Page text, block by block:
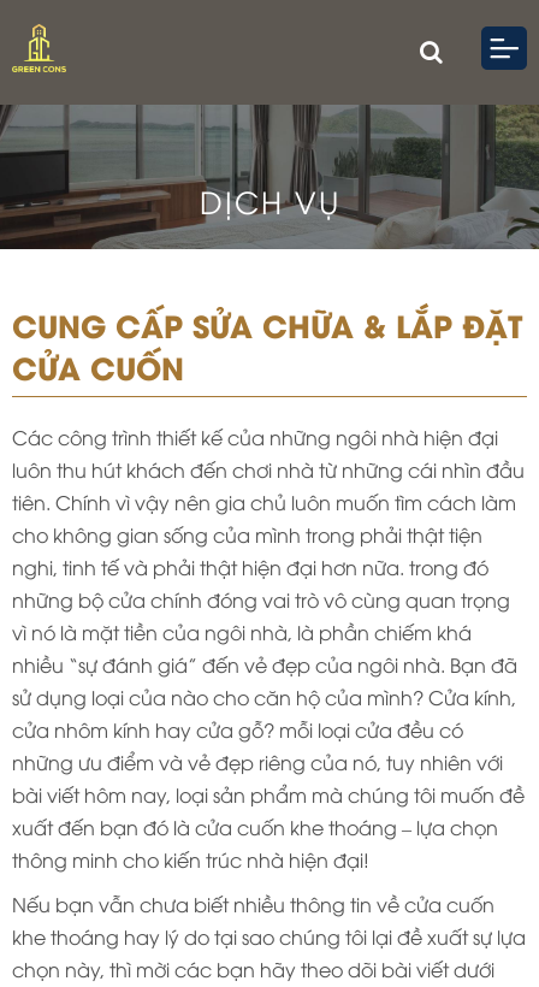
DỊCH VỤ
CUNG CẤP SỬA CHỮA & LẮP ĐẶT
CỬA CUỐN
Các công trình thiết kế của những ngôi nhà hiện đại
luôn thu hút khách đến chơi nhà từ những cái nhìn đầu
tiên. Chính vì vậy nên gia chủ luôn muốn tìm cách làm
cho không gian sống của mình trong phải thật tiện
nghi, tinh tế và phải thật hiện đại hơn nữa. trong đó
những bộ cửa chính đóng vai trò vô cùng quan trọng
vì nó là mặt tiền của ngôi nhà, là phần chiếm khá
nhiều “sự đánh giá” đến vẻ đẹp của ngôi nhà. Bạn đã
sử dụng loại của nào cho căn hộ của mình? Cửa kính,
cửa nhôm kính hay cửa gỗ? mỗi loại cửa đều có
những ưu điểm và vẻ đẹp riêng của nó, tuy nhiên với
bài viết hôm nay, loại sản phẩm mà chúng tôi muốn đề
xuất đến bạn đó là cửa cuốn khe thoáng – lựa chọn
thông minh cho kiến trúc nhà hiện đại!
Nếu bạn vẫn chưa biết nhiều thông tin về cửa cuốn
khe thoáng hay lý do tại sao chúng tôi lại đề xuất sự lựa
chọn này, thì mời các bạn hãy theo dõi bài viết dưới